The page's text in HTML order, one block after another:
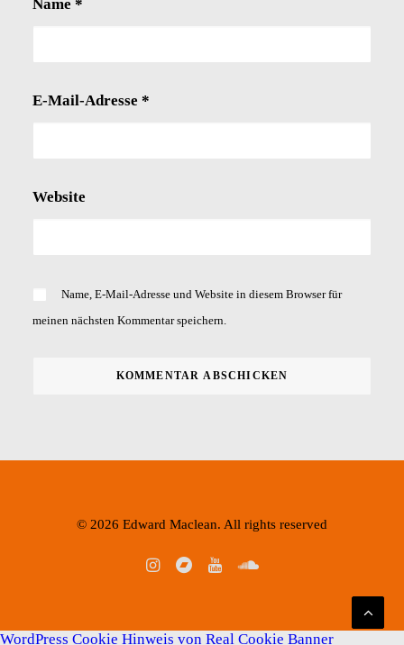
Name *
E-Mail-Adresse *
Website
Name, E-Mail-Adresse und Website in diesem Browser für
meinen nächsten Kommentar speichern.
© 2026 Edward Maclean. All rights reserved
WordPress Cookie Hinweis von Real Cookie Banner